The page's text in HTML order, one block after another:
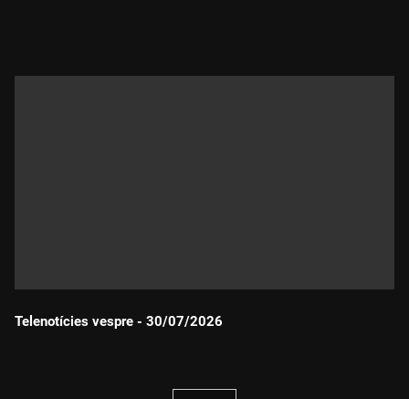
Telenotícies vespre - 30/07/2026